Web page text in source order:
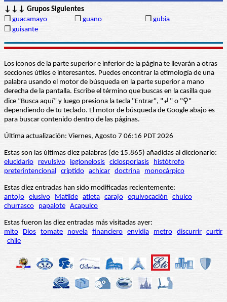
↓↓↓ Grupos Siguientes
❒ guacamayo ❒ guano ❒ gubia
❒ guisante
Los iconos de la parte superior e inferior de la página te llevarán a otras
secciones útiles e interesantes. Puedes encontrar la etimología de una
palabra usando el motor de búsqueda en la parte superior a mano
derecha de la pantalla. Escribe el término que buscas en la casilla que
dice “Busca aquí” y luego presiona la tecla "Entrar", "↲" o "⚲"
dependiendo de tu teclado. El motor de búsqueda de Google abajo es
para buscar contenido dentro de las páginas.
Última actualización: Viernes, Agosto 7 06:16 PDT 2026
Estas son las últimas diez palabras (de 15.865) añadidas al diccionario:
elucidario
revulsivo legionelosis ciclosporiasis
histótrofo
preterintencional críptido achicar doctrina monocárpico
Estas diez entradas han sido modificadas recientemente:
antojo elusivo Matilde atleta carajo equivocación
chuico
churrasco
papalote Acapulco
Estas fueron las diez entradas más visitadas ayer:
mito
Dios tomate novela financiero envidia metro discurrir curtir
chile